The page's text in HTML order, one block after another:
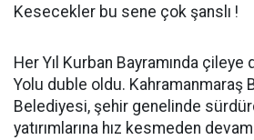
Kesecekler bu sene çok şanslı !
Her Yıl Kurban Bayramında çileye
Yolu duble oldu. Kahramanmaraş
Belediyesi, şehir genelinde
yatırımlarına hız kesmeden